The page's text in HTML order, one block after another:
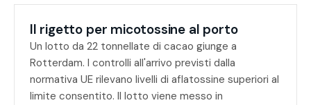
Il rigetto per micotossine al porto
Un lotto da 22 tonnellate di cacao giunge a
Rotterdam. I controlli all'arrivo previsti dalla
normativa UE rilevano livelli di aflatossine superiori al
limite consentito. Il lotto viene messo in